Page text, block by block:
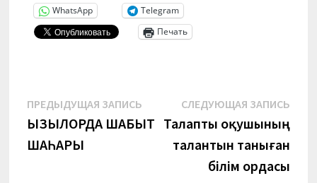
WhatsApp
Telegram
Печать
Навигация
по
ПРЕДЫДУЩАЯ ЗАПИСЬПредыдущая
запись:
ҚЫЗЫЛОРДА ШАБЫТ
ШАҺАРЫ
СЛЕДУЮЩАЯ ЗАПИСЬ
Талапты оқушының
талантын таныған
білім ордасы